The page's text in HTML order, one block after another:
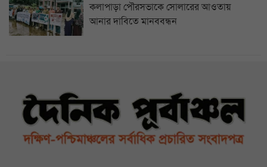
কলাপাড়া পৌরসভাকে সোলারের আওতায়
আনার দাবিতে মানববন্ধন